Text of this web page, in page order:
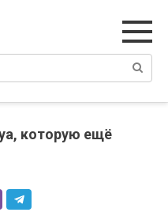
которую ещё